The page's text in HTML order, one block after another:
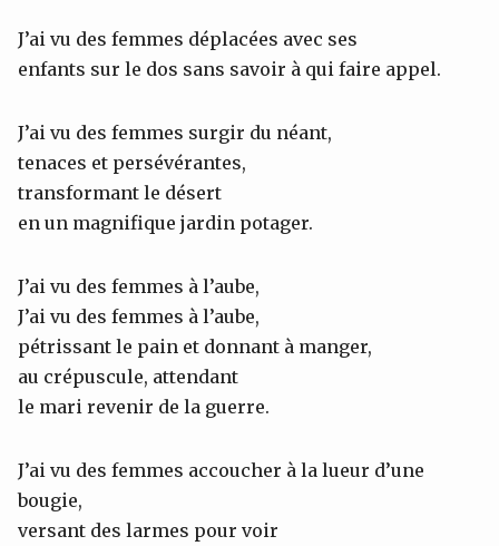
J’ai vu des femmes déplacées avec ses
enfants sur le dos sans savoir à qui faire appel.
J’ai vu des femmes surgir du néant,
tenaces et persévérantes,
transformant le désert
en un magnifique jardin potager.
J’ai vu des femmes à l’aube,
J’ai vu des femmes à l’aube,
pétrissant le pain et donnant à manger,
au crépuscule, attendant
le mari revenir de la guerre.
J’ai vu des femmes accoucher à la lueur d’une
bougie,
versant des larmes pour voir